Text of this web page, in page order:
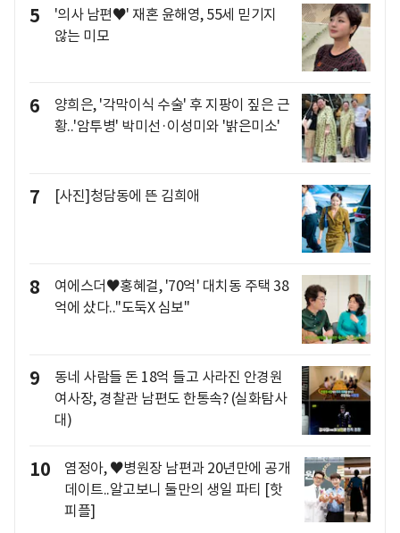
5
'의사 남편♥' 재혼 윤해영, 55세 믿기지
않는 미모
6
양희은, '각막이식 수술' 후 지팡이 짚은 근
황..'암투병' 박미선·이성미와 '밝은미소'
7 [사진]청담동에 뜬 김희애
8
여에스더♥홍혜걸, '70억' 대치동 주택 38
억에 샀다.."도둑X 심보"
9
동네 사람들 돈 18억 들고 사라진 안경원
여사장, 경찰관 남편도 한통속? (실화탐사
대)
10
염정아, ♥병원장 남편과 20년만에 공개
데이트..알고보니 둘만의 생일 파티 [핫
피플]